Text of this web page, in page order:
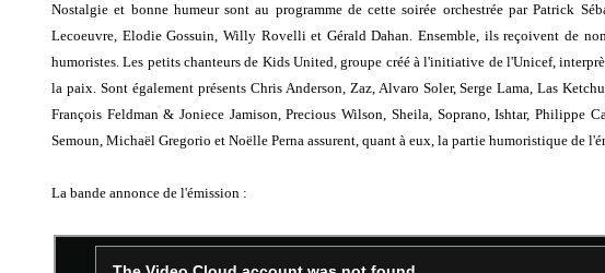
Nostalgie et bonne humeur sont au programme de cette soirée orchestrée par Patrick
Lecoeuvre, Elodie Gossuin, Willy Rovelli et Gérald Dahan. Ensemble, ils reçoivent de
humoristes. Les petits chanteurs de Kids United, groupe créé à l'initiative de l'Unicef,
la paix. Sont également présents Chris Anderson, Zaz, Alvaro Soler, Serge Lama, Las
François Feldman & Joniece Jamison, Precious Wilson, Sheila, Soprano, Ishtar, Philippe
Semoun, Michaël Gregorio et Noëlle Perna assurent, quant à eux, la partie humoristique de
La bande annonce de l'émission :